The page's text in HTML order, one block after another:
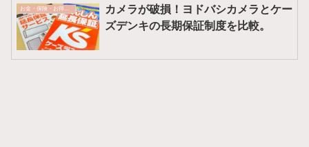
お金・保険・お得情報
カメラが破損！ヨドバシカメラとケー
ズデンキの長期保証制度を比較。